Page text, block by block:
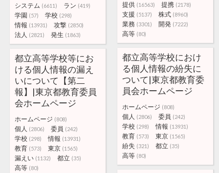
提供 (16563) 提携 (2178)
支援 (5137) 株式 (8960)
業務 (3301) 開発 (7222)
高等 (80)
システム (6611) ラン (419)
学園 (57) 学校 (298)
情報 (13931) 攻撃 (2850)
法人 (2821) 発生 (1863)
都立高等学校におけ
る個人情報の紛失に
ついて|東京都教育委
員会ホームページ
ホームページ (808)
個人 (2806) 委員 (242)
学校 (298) 情報 (13931)
教育 (573) 東京 (1565)
紛失 (321) 都立 (35)
高等 (80)
都立高等学校等にお
ける個人情報の漏え
いについて【第二
報】|東京都教育委員
会ホームページ
ホームページ (808)
個人 (2806) 委員 (242)
学校 (298) 情報 (13931)
教育 (573) 東京 (1565)
漏えい (1132) 都立 (35)
高等 (80)